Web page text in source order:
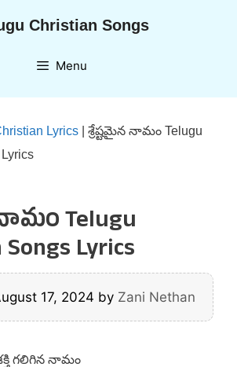
Christian Songs
Menu
Lyrics
శ్రేష్టమైన నామం Telugu
Telugu
Lyrics
17, 2024 by Zani Nethan
గలిగిన నామం